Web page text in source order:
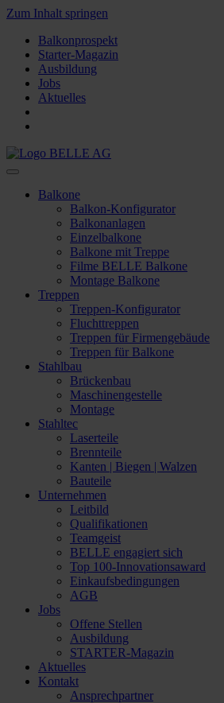
Zum Inhalt springen
Balkonprospekt
Starter-Magazin
Ausbildung
Jobs
Aktuelles
Balkone
Balkon-Konfigurator
Balkonanlagen
Einzelbalkone
Balkone mit Treppe
Filme BELLE Balkone
Montage Balkone
Treppen
Treppen-Konfigurator
Fluchttreppen
Treppen für Firmengebäude
Treppen für Balkone
Stahlbau
Brückenbau
Maschinengestelle
Montage
Stahltec
Laserteile
Brennteile
Kanten | Biegen | Walzen
Bauteile
Unternehmen
Leitbild
Qualifikationen
Teamgeist
BELLE engagiert sich
Top 100-Innovationsaward
Einkaufsbedingungen
AGB
Jobs
Offene Stellen
Ausbildung
STARTER-Magazin
Aktuelles
Kontakt
Ansprechpartner